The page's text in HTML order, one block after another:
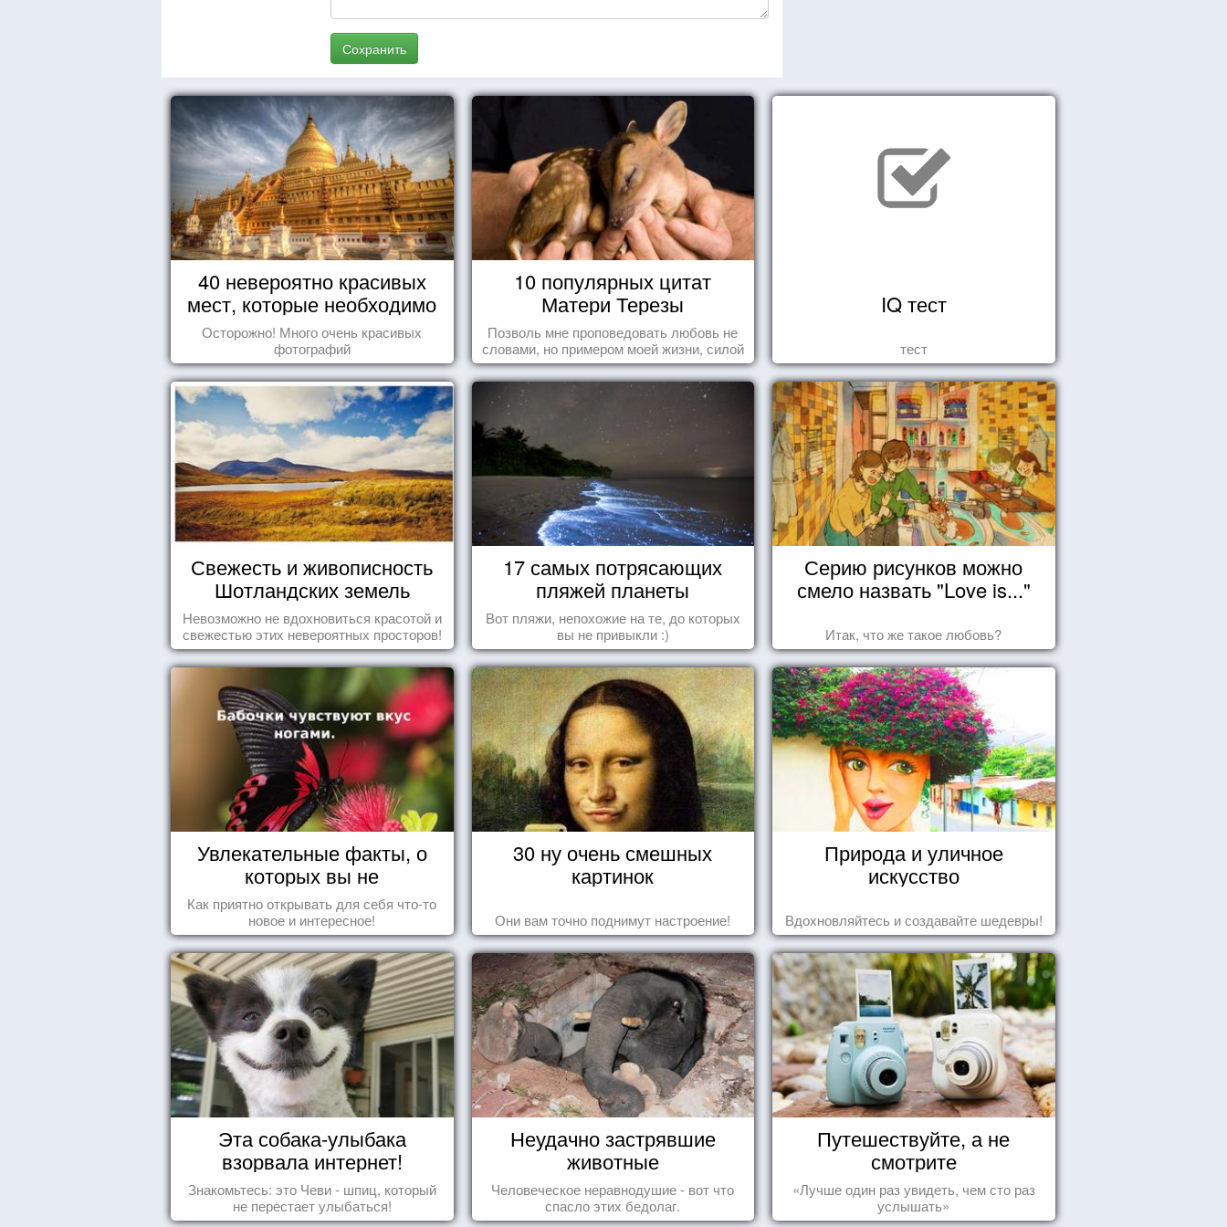
Сохранить
40 невероятно красивых
мест, которые необходимо
увидеть пока вы живы
Осторожно! Много очень красивых
фотографий
10 популярных цитат
Матери Терезы
Позволь мне проповедовать любовь не
словами, но примером моей жизни, силой
влечения, воодушевляющим влиянием ...
IQ тест
тест
Свежесть и живописность
Шотландских земель
Невозможно не вдохновиться красотой и
свежестью этих невероятных просторов!
17 самых потрясающих
пляжей планеты
Вот пляжи, непохожие на те, до которых
вы не привыкли :)
Серию рисунков можно
смело назвать "Love is..."
Итак, что же такое любовь?
Увлекательные факты, о
которых вы не
догадывались!
Как приятно открывать для себя что-то
новое и интересное!
30 ну очень смешных
картинок
Они вам точно поднимут настроение!
Природа и уличное
искусство
Вдохновляйтесь и создавайте шедевры!
Эта собака-улыбака
взорвала интернет!
Знакомьтесь: это Чеви - шпиц, который
не перестает улыбаться!
Неудачно застрявшие
животные
Человеческое неравнодушие - вот что
спасло этих бедолаг.
Путешествуйте, а не
смотрите
«Лучше один раз увидеть, чем сто раз
услышать»